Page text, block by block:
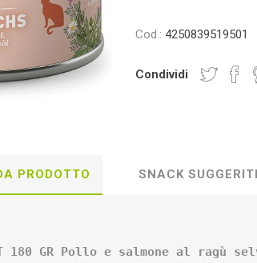
Cod.: 4250839519501
Condividi
PRODOTTO SNACK
180 GR Pollo e salmone al ragù